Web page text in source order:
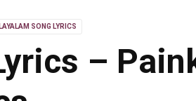
SONG LYRICS
–